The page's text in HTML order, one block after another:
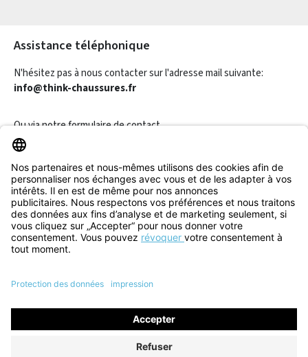
Assistance téléphonique
N'hésitez pas à nous contacter sur l'adresse mail suivante:
info@think-chaussures.fr
Ou via notreformulaire de contact.
Révoquer un contrat
Informations
Aide & Contact
Tous les prix incluent la TVA plus les